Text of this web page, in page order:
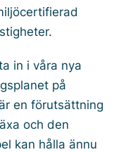
in i våra nya
på
en förutsättning
och den
kan hålla ännu